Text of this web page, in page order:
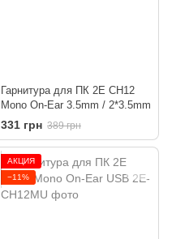
Гарнитура для ПК 2E CH12
Mono On-Ear 3.5mm / 2*3.5mm
331 грн 389 грн
АКЦИЯ
−11%